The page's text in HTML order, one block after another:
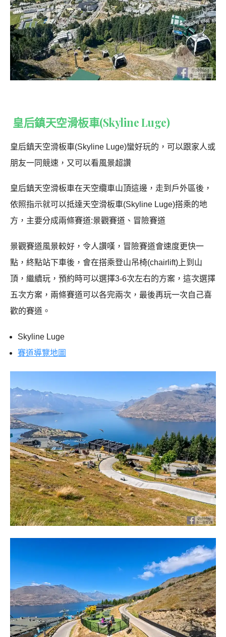
皇后鎮天空滑板車(Skyline Luge)
皇后鎮天空滑板車(Skyline Luge)蠻好玩的，可以跟家人或
朋友一同競速，又可以看風景超讚
皇后鎮天空滑板車在天空纜車山頂這邊，走到戶外區後，
依照指示就可以抵達天空滑板車(Skyline Luge)搭乘的地
方，主要分成兩條賽道:景觀賽道、冒險賽道
景觀賽道風景較好，令人讚嘆，冒險賽道會速度更快一
點，終點站下車後，會在搭乘登山吊椅(chairlift)上到山
頂，繼續玩，預約時可以選擇3-6次左右的方案，這次選擇
五次方案，兩條賽道可以各完兩次，最後再玩一次自己喜
歡的賽道。
Skyline Luge
賽道導覽地圖